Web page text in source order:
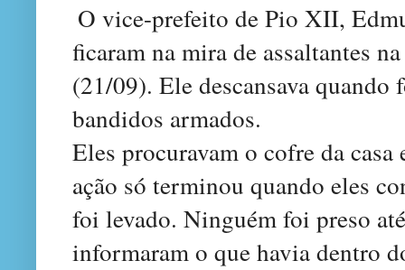
O vice-prefeito de Pio XII,
ficaram na mira de assaltantes
(21/09). Ele descansava
bandidos armados.
Eles procuravam o cofre da
ação só terminou quando eles
foi levado. Ninguém foi preso
informaram o que havia dentro